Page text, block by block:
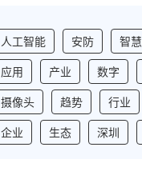
人工智能 安防 智慧
应用
产业 数字
摄像头
趋势 行业
企业
生态 深圳